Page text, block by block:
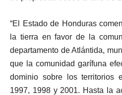
“El Estado de Honduras
la tierra en favor de la
departamento de Atlántida,
que la comunidad garífuna
dominio sobre los territorios
1997, 1998 y 2001. Hasta la